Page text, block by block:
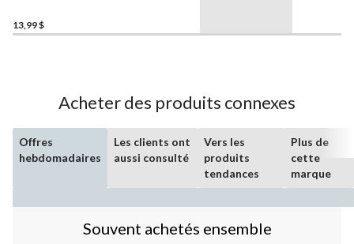
King, 3/8 po x 17 pi, blanc
13,99 $
Acheter des produits connexes
Offres
hebdomadaires
Les clients ont
aussi consulté
Vers les
produits
tendances
Plus de
cette
marque
Souvent achetés ensemble